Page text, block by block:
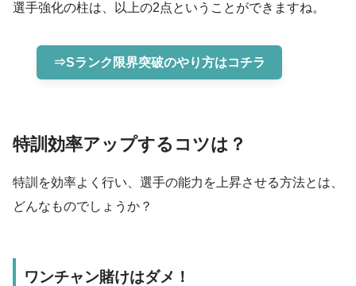
選手強化の柱は、以上の2点ということができますね。
⇒Sランク限界突破のやり方はコチラ
特訓効率アップするコツは？
特訓を効率よく行い、選手の能力を上昇させる方法とは、
どんなものでしょうか？
ワンチャン賭けはダメ！